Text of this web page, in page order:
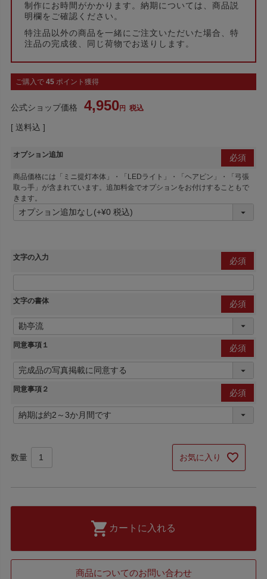
制作にお時間がかかります。納期については、商品説
明欄をご確認ください。
特注品以外の商品を一緒にご注文いただいた場合、特
注品の完成後、同じ荷物でお送りします。
ご購入で 45 ポイント獲得
公式ショップ価格 4,950 税込
送料込
オプション追加
須)
商品価格には「ミニ提灯本体」・「LEDライト」・「ヘアピン」・「弓張
取っ手」が含まれています。追加料金でオプションをお付けすることもで
きます。
文字の入力
(必
文字の書体
(必
同意事項１
(必
同意事項２
(必
お気に入り
カートに入れる
商品についてのお問い合わせ